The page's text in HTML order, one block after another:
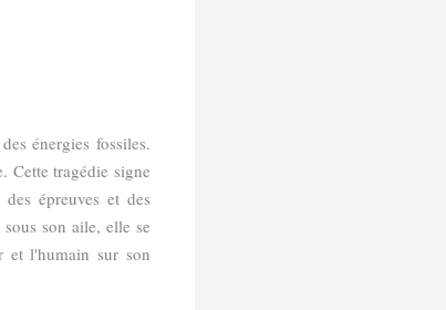
énergies fossiles.
Cette tragédie signe
épreuves et des
son aile, elle se
et l'humain sur son